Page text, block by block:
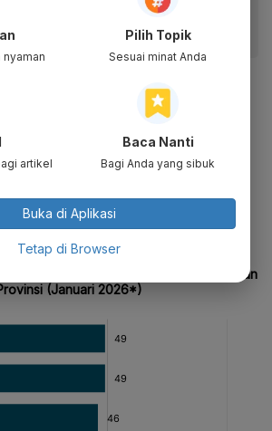
Pilih Topik
Sesuai minat Anda
artikel
Baca Nanti
Bagi Anda yang sibuk
Buka di Aplikasi
Tetap di Browser